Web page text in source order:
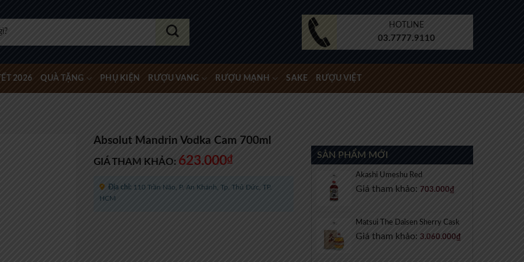
HOTLINE
03.7777.9110
2026 QUÀ TẶNG PHỤ KIỆN RƯỢU VANG RƯỢU MẠNH SAKE RƯỢU VIỆT
SẢN PHẨM MỚI
Akashi Umeshu Red
Giá tham khảo: 703.000₫
Matsui The Daisen Sherry Cask
Giá tham khảo: 3.060.000₫
Absolut Mandrin Vodka Cam 700ml
GIÁ THAM KHẢO: 623.000₫
Địa chỉ: 110 Trần Não, P. An Khánh, Tp. Thủ Đức, TP.
HCM